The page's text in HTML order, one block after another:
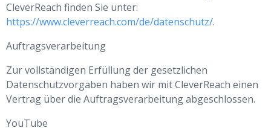
CleverReach finden Sie unter:
https://www.cleverreach.com/de/datenschutz/.
Auftragsverarbeitung
Zur vollständigen Erfüllung der gesetzlichen
Datenschutzvorgaben haben wir mit CleverReach einen
Vertrag über die Auftragsverarbeitung abgeschlossen.
YouTube